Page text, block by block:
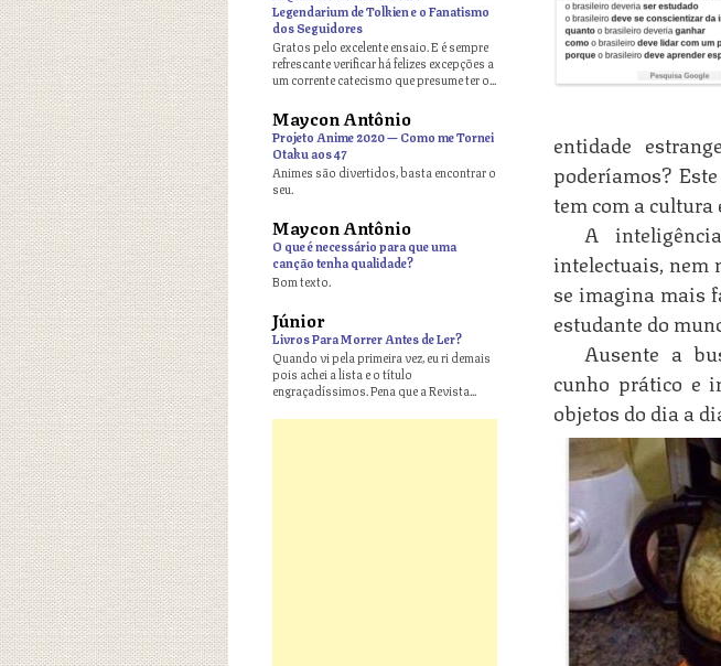
entidade
poderíamos?
tem com a cultura
A
intelectuais, nem
se imagina mais
estudante do
Ausente a
cunho prático e
objetos do dia a
Legendarium de Tolkien e o Fanatismo
dos Seguidores
Gratos pelo excelente ensaio. E é sempre
refrescante verificar há felizes excepções a
um corrente catecismo que presume ter o...
Maycon Antônio
Projeto Anime 2020 — Como me Tornei
Otaku aos 47
Animes são divertidos, basta encontrar o
seu.
Maycon Antônio
O que é necessário para que uma
canção tenha qualidade?
Bom texto.
Júnior
Livros Para Morrer Antes de Ler?
Quando vi pela primeira vez, eu ri demais
pois achei a lista e o título
engraçadíssimos. Pena que a Revista...